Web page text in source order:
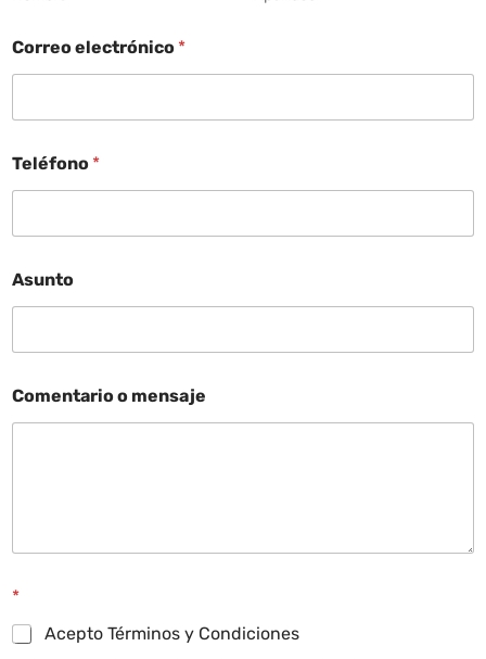
Correo electrónico *
Teléfono *
Asunto
Comentario o mensaje
*
Acepto Términos y Condiciones